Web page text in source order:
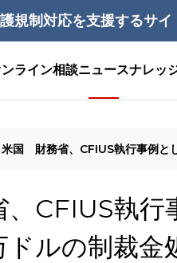
規制対応を支援するサイ
ライン相談ニュースナレッ
米国 財務省、CFIUS執行事例と
CFIUS執行
ルの制裁金